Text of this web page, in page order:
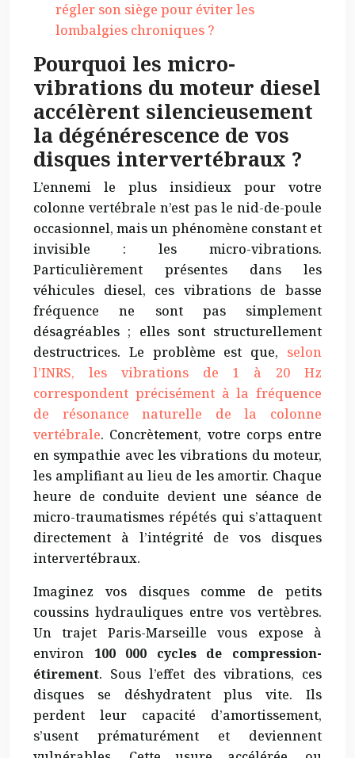
régler son siège pour éviter les
lombalgies chroniques ?
Pourquoi les micro-
vibrations du moteur diesel
accélèrent silencieusement
la dégénérescence de vos
disques intervertébraux ?
L’ennemi le plus insidieux pour votre
colonne vertébrale n’est pas le nid-de-poule
occasionnel, mais un phénomène constant et
invisible : les micro-vibrations.
Particulièrement présentes dans les
véhicules diesel, ces vibrations de basse
fréquence ne sont pas simplement
désagréables ; elles sont structurellement
destructrices. Le problème est que, selon
l’INRS, les vibrations de 1 à 20 Hz
correspondent précisément à la fréquence
de résonance naturelle de la colonne
vertébrale. Concrètement, votre corps entre
en sympathie avec les vibrations du moteur,
les amplifiant au lieu de les amortir. Chaque
heure de conduite devient une séance de
micro-traumatismes répétés qui s’attaquent
directement à l’intégrité de vos disques
intervertébraux.
Imaginez vos disques comme de petits
coussins hydrauliques entre vos vertèbres.
Un trajet Paris-Marseille vous expose à
environ 100 000 cycles de compression-
étirement. Sous l’effet des vibrations, ces
disques se déshydratent plus vite. Ils
perdent leur capacité d’amortissement,
s’usent prématurément et deviennent